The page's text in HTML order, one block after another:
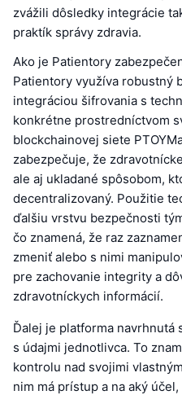
zvážili dôsledky integrácie
praktík správy zdravia.
Ako je Patientory
Patientory využíva robustný
integráciou šifrovania s
konkrétne prostredníctvom
blockchainovej siete
zabezpečuje, že
ale aj ukladané spôsobom,
decentralizovaný. Použitie
ďalšiu vrstvu bezpečnosti
čo znamená, že raz
zmeniť alebo s nimi
pre zachovanie integrity a
zdravotníckych informácií.
Ďalej je platforma navrhnutá
s údajmi jednotlivca. To
kontrolu nad svojimi
nim má prístup a na aký